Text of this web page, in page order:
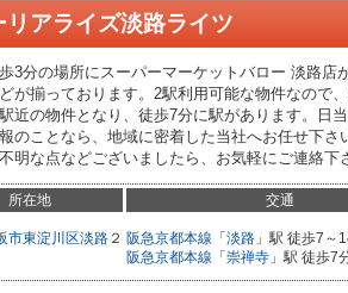
リアライズ淡路ライツ
3分の場所にスーパーマーケットバロー 淡路
が揃っております。2駅利用可能な物件なので
近の物件となり、徒歩7分に駅があります。日
のことなら、地域に密着した当社へお任せ下
明な点などございましたら、お気軽にご連絡下
所在地 交通
市東淀川区淡路 ２ 阪急京都本線 「 淡路 」駅 徒歩7～
阪急京都本線 「 崇禅寺 」駅 徒歩7